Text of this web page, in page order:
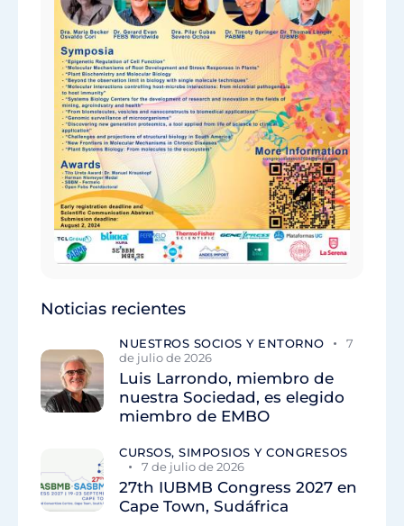
Noticias recientes
NUESTROS SOCIOS Y ENTORNO
7
de julio de 2026
Luis Larrondo, miembro de
nuestra Sociedad, es elegido
miembro de EMBO
CURSOS, SIMPOSIOS Y CONGRESOS
7 de julio de 2026
27th IUBMB Congress 2027 en
Cape Town, Sudáfrica